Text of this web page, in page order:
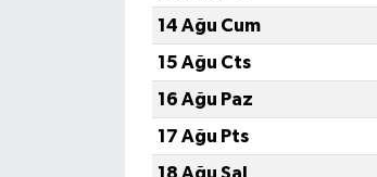
14 Ağu Cum
15 Ağu Cts
16 Ağu Paz
17 Ağu Pts